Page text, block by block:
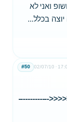
ואני לא
בכלל...
02/07/10
#50